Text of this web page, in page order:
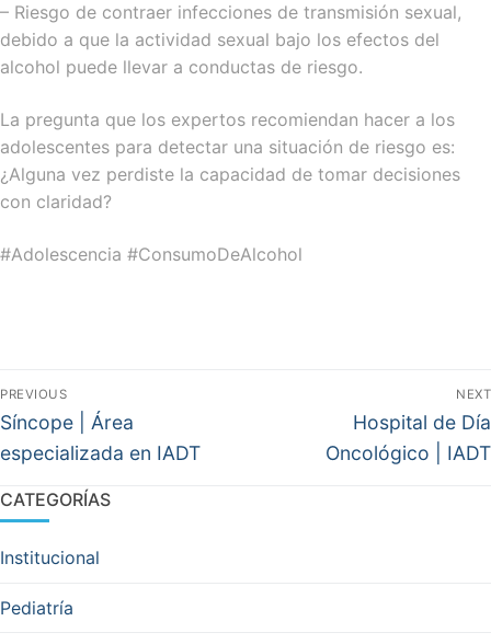
– Riesgo de contraer infecciones de transmisión sexual,
debido a que la actividad sexual bajo los efectos del
alcohol puede llevar a conductas de riesgo.
La pregunta que los expertos recomiendan hacer a los
adolescentes para detectar una situación de riesgo es:
¿Alguna vez perdiste la capacidad de tomar decisiones
con claridad?
#Adolescencia #ConsumoDeAlcohol
Navegación
de
entradas
PREVIOUS
Previous
post:
Síncope | Área
especializada en IADT
NEXT
Next
post:
Hospital de Día
Oncológico | IADT
CATEGORÍAS
Institucional
Pediatría